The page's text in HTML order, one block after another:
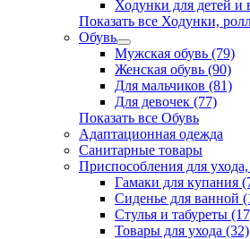
Ходунки для детей
Показать все Ходунки,
Обувь
Мужская обувь (79)
Женская обувь (90)
Для мальчиков (81)
Для девочек (77)
Показать все Обувь
Адаптационная одежда
Санитарные товары
Приспособления для
Гамаки для купания
Сиденье для ванной
Стулья и табуреты
Товары для ухода (32)